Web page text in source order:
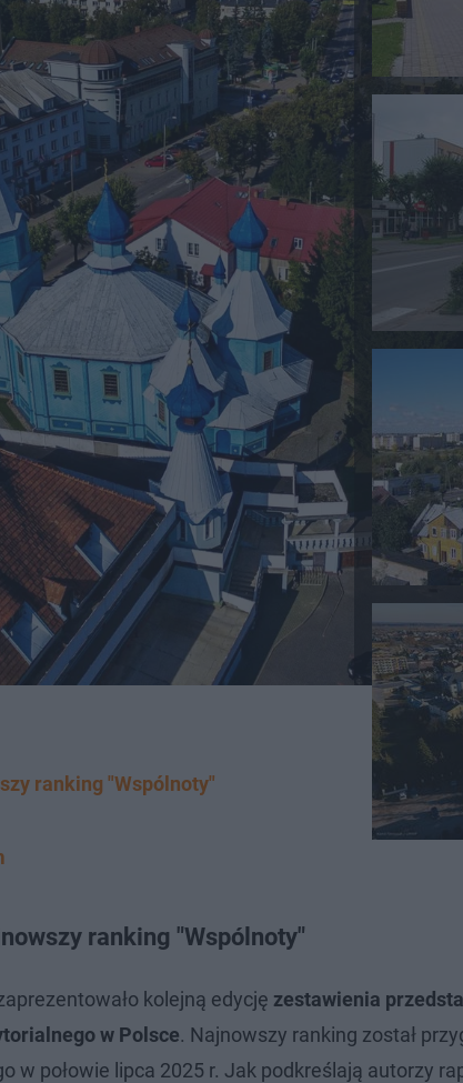
ranking "Wspólnoty"
ranking "Wspólnoty"
kolejną edycję zestawienia
w Polsce. Najnowszy ranking został
w połowie lipca 2025 r. Jak podkreślają autorzy